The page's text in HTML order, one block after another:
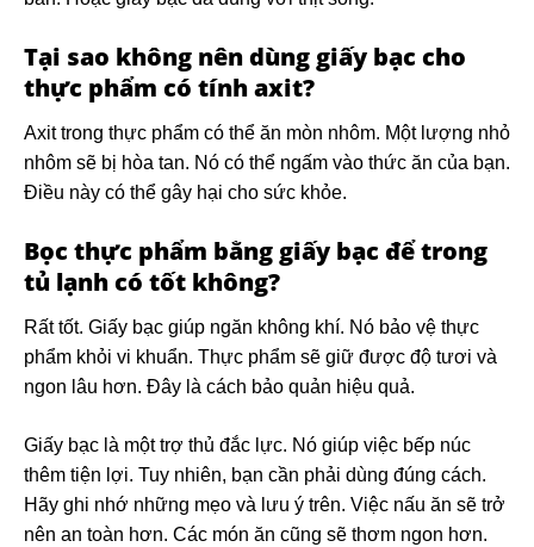
Tại sao không nên dùng giấy bạc cho
thực phẩm có tính axit?
Axit trong thực phẩm có thể ăn mòn nhôm. Một lượng nhỏ
nhôm sẽ bị hòa tan. Nó có thể ngấm vào thức ăn của bạn.
Điều này có thể gây hại cho sức khỏe.
Bọc thực phẩm bằng giấy bạc để trong
tủ lạnh có tốt không?
Rất tốt. Giấy bạc giúp ngăn không khí. Nó bảo vệ thực
phẩm khỏi vi khuẩn. Thực phẩm sẽ giữ được độ tươi và
ngon lâu hơn. Đây là cách bảo quản hiệu quả.
Giấy bạc là một trợ thủ đắc lực. Nó giúp việc bếp núc
thêm tiện lợi. Tuy nhiên, bạn cần phải dùng đúng cách.
Hãy ghi nhớ những mẹo và lưu ý trên. Việc nấu ăn sẽ trở
nên an toàn hơn. Các món ăn cũng sẽ thơm ngon hơn.